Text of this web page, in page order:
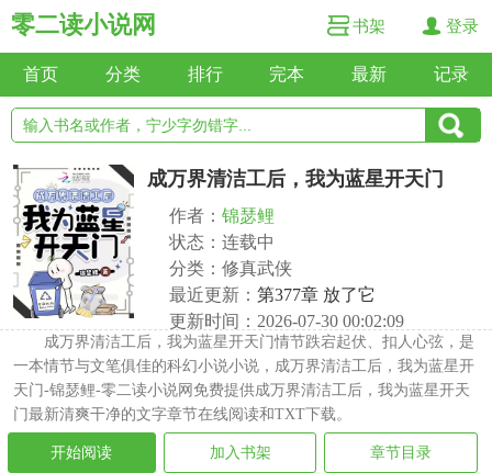
零二读小说网 书架 登录
首页 分类 排行 完本 最新 记录
成万界清洁工后，我为蓝星开天门
作者： 锦瑟鲤
状态：连载中
分类：修真武侠
最近更新： 第377章 放了它
更新时间：2026-07-30 00:02:09
成万界清洁工后，我为蓝星开天门情节跌宕起伏、扣人心弦，是
一本情节与文笔俱佳的科幻小说小说，成万界清洁工后，我为蓝星开
天门-锦瑟鲤-零二读小说网免费提供成万界清洁工后，我为蓝星开天
门最新清爽干净的文字章节在线阅读和TXT下载。
开始阅读 加入书架 章节目录